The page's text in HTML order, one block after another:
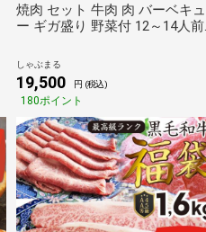
焼肉 セット 牛肉 肉 バーベキュ
ー ギガ盛り 野菜付 12～14人前
暮 クリスマス ギフト 食品 プレ
ゼント キャンプ しゃぶまる
しゃぶまる
19,500 円 (税込)
180ポイント